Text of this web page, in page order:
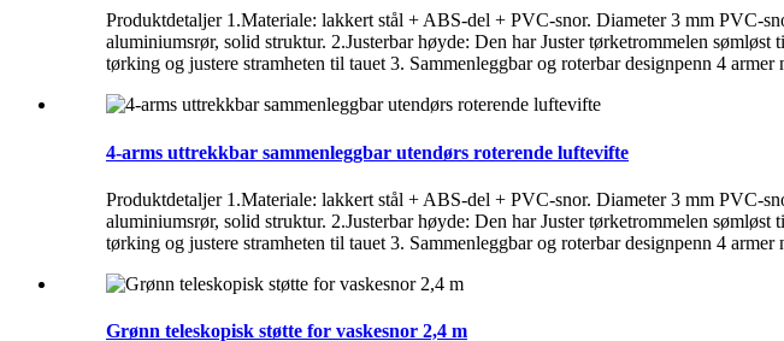
Produktdetaljer 1.Materiale: lakkert stål + ABS-del + PVC-snor. Diameter 3 mm PVC-
aluminiumsrør, solid struktur. 2.Justerbar høyde: Den har Juster tørketrommelen
tørking og justere stramheten til tauet 3. Sammenleggbar og roterbar designpenn 4
4-arms uttrekkbar sammenleggbar utendørs roterende luftevifte
Produktdetaljer 1.Materiale: lakkert stål + ABS-del + PVC-snor. Diameter 3 mm PVC-
aluminiumsrør, solid struktur. 2.Justerbar høyde: Den har Juster tørketrommelen
tørking og justere stramheten til tauet 3. Sammenleggbar og roterbar designpenn 4
Grønn teleskopisk støtte for vaskesnor 2,4 m